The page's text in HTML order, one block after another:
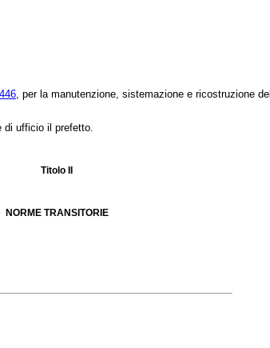
, per la manutenzione, sistemazione e ricostruzione
ufficio il prefetto.
Titolo II
NORME TRANSITORIE